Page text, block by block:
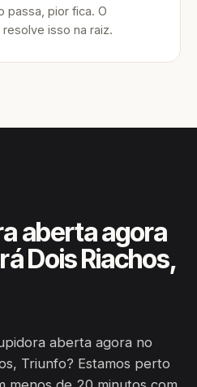
passa, pior fica. O
isso na raiz.
aberta agora
Dois Riachos,
aberta agora no
Triunfo? Estamos perto